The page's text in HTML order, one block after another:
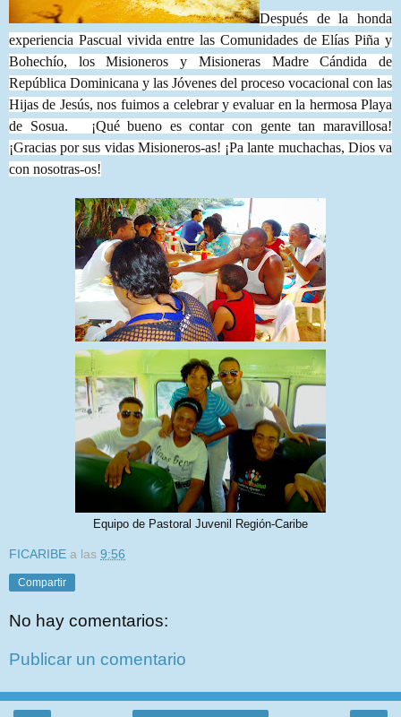
Después de la honda
experiencia Pascual vivida entre las Comunidades de Elías Piña y
Bohechío, los Misioneros y Misioneras Madre Cándida de
República Dominicana y las Jóvenes del proceso vocacional con las
Hijas de Jesús, nos fuimos a celebrar y evaluar en la hermosa Playa
de Sosua. ¡Qué bueno es contar con gente tan maravillosa!
¡Gracias por sus vidas Misioneros-as! ¡Pa lante muchachas, Dios va
con nosotras-os!
Equipo de Pastoral Juvenil Región-Caribe
FICARIBE a las 9:56
Compartir
No hay comentarios:
Publicar un comentario